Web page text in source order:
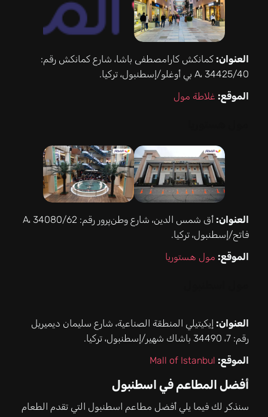
العنوان: كمانكش كارامصطفى باشا، شارع كمانكش رقم:
40/A، 34425 بي أوغلو/إسطنبول، تركيا.
الموقع: غلاطة مول
العنوان:
أق شمس الدين، شارع وطن‌پرور رقم: 62/A، 34080
فاتح/إسطنبول، تركيا.
الموقع: مول هستوريا
العنوان: إيكيتيلي المنطقة الصناعية، شارع سليمان ديميريل
رقم: 7، 34490 باشاك شهير/إسطنبول، تركيا.
الموقع: Mall of Istanbul
أفضل المطاعم في اسطنبول
سنذكر لك فيما يلي أفضل مطاعم اسطنبول التي تقدم الطعام